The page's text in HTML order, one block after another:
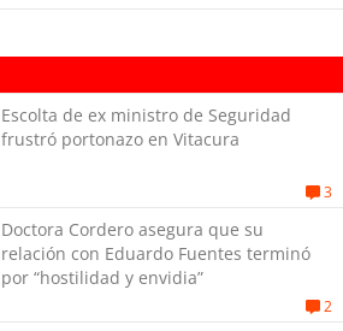
Escolta de ex ministro de Seguridad
frustró portonazo en Vitacura
3
Doctora Cordero asegura que su
relación con Eduardo Fuentes terminó
por “hostilidad y envidia”
2